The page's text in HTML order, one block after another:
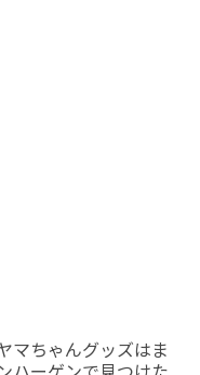
マちゃんグッズはま